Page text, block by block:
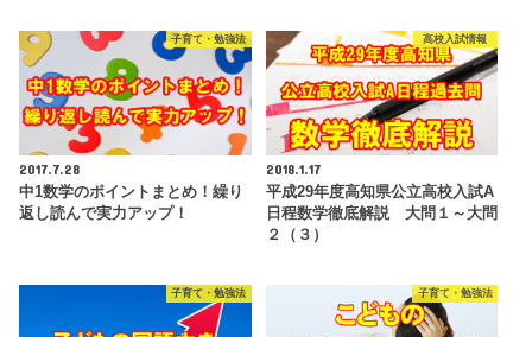
子育て・勉強法
2017.7.28
中1数学のポイントまとめ！繰り
返し読んで実力アップ！
高校入試情報
2018.1.17
平成29年度高知県公立高校入試A
日程数学徹底解説 大問１～大問
２（３）
子育て・勉強法 子育て・勉強法